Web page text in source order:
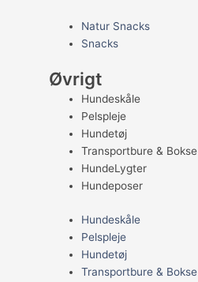
Natur Snacks
Snacks
Øvrigt
Hundeskåle
Pelspleje
Hundetøj
Transportbure & Bokse
HundeLygter
Hundeposer
Hundeskåle
Pelspleje
Hundetøj
Transportbure & Bokse